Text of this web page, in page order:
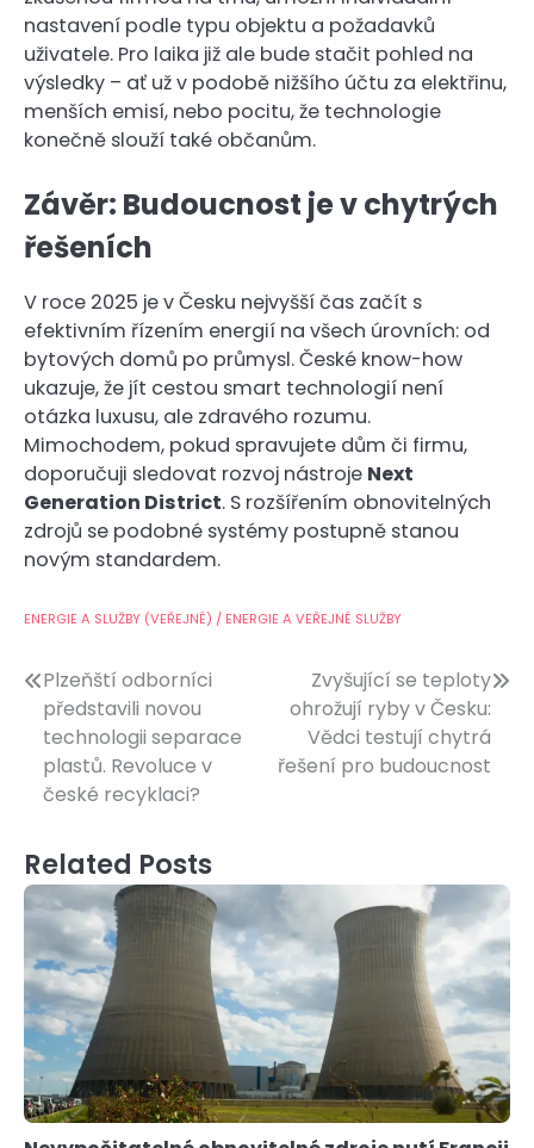
nastavení podle typu objektu a požadavků
uživatele. Pro laika již ale bude stačit pohled na
výsledky – ať už v podobě nižšího účtu za elektřinu,
menších emisí, nebo pocitu, že technologie
konečně slouží také občanům.
Závěr: Budoucnost je v chytrých
řešeních
V roce 2025 je v Česku nejvyšší čas začít s
efektivním řízením energií na všech úrovních: od
bytových domů po průmysl. České know-how
ukazuje, že jít cestou smart technologií není
otázka luxusu, ale zdravého rozumu.
Mimochodem, pokud spravujete dům či firmu,
doporučuji sledovat rozvoj nástroje Next
Generation District. S rozšířením obnovitelných
zdrojů se podobné systémy postupně stanou
novým standardem.
ENERGIE A SLUŽBY (VEŘEJNÉ) / ENERGIE A VEŘEJNÉ SLUŽBY
Navigace
pro
příspěvek
Plzeňští odborníci
představili novou
technologii separace
plastů. Revoluce v
české recyklaci?
Zvyšující se teploty
ohrožují ryby v Česku:
Vědci testují chytrá
řešení pro budoucnost
Related Posts